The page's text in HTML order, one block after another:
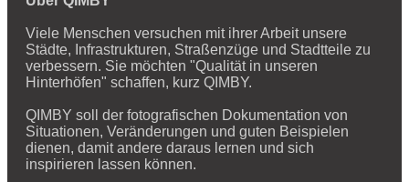
Viele Menschen versuchen mit ihrer Arbeit unsere
Städte, Infrastrukturen, Straßenzüge und Stadtteile zu
verbessern. Sie möchten "Qualität in unseren
Hinterhöfen" schaffen, kurz QIMBY.
QIMBY soll der fotografischen Dokumentation von
Situationen, Veränderungen und guten Beispielen
dienen, damit andere daraus lernen und sich
inspirieren lassen können.